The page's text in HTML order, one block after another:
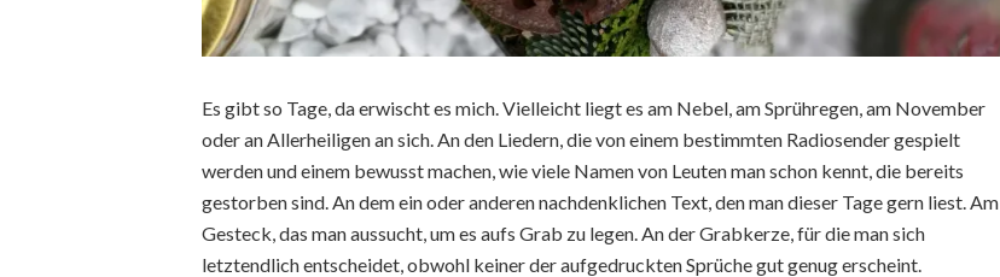
Es gibt so Tage, da erwischt es mich. Vielleicht liegt es am Nebel, am Sprühregen, am November
oder an Allerheiligen an sich. An den Liedern, die von einem bestimmten Radiosender gespielt
werden und einem bewusst machen, wie viele Namen von Leuten man schon kennt, die bereits
gestorben sind. An dem ein oder anderen nachdenklichen Text, den man dieser Tage gern liest. Am
Gesteck, das man aussucht, um es aufs Grab zu legen. An der Grabkerze, für die man sich
letztendlich entscheidet, obwohl keiner der aufgedruckten Sprüche gut genug erscheint.